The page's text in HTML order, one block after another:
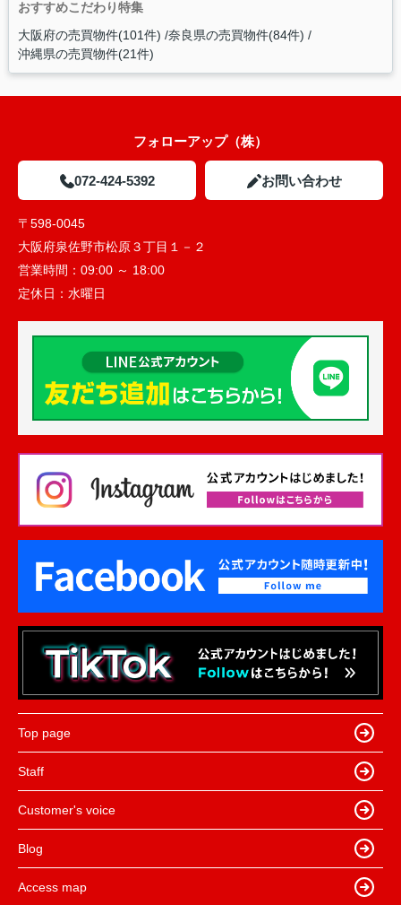
おすすめこだわり特集
大阪府の売買物件(101件) 奈良県の売買物件(84件)
沖縄県の売買物件(21件)
フォローアップ（株）
072-424-5392 お問い合わせ
〒598-0045
大阪府泉佐野市松原３丁目１－２
営業時間： 09:00 ～ 18:00
定休日： 水曜日
Top page
Staff
Customer's voice
Blog
Access map